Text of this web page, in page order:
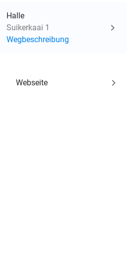
Halle
Suikerkaai 1
Wegbeschreibung
Webseite keyboard_arrow_right